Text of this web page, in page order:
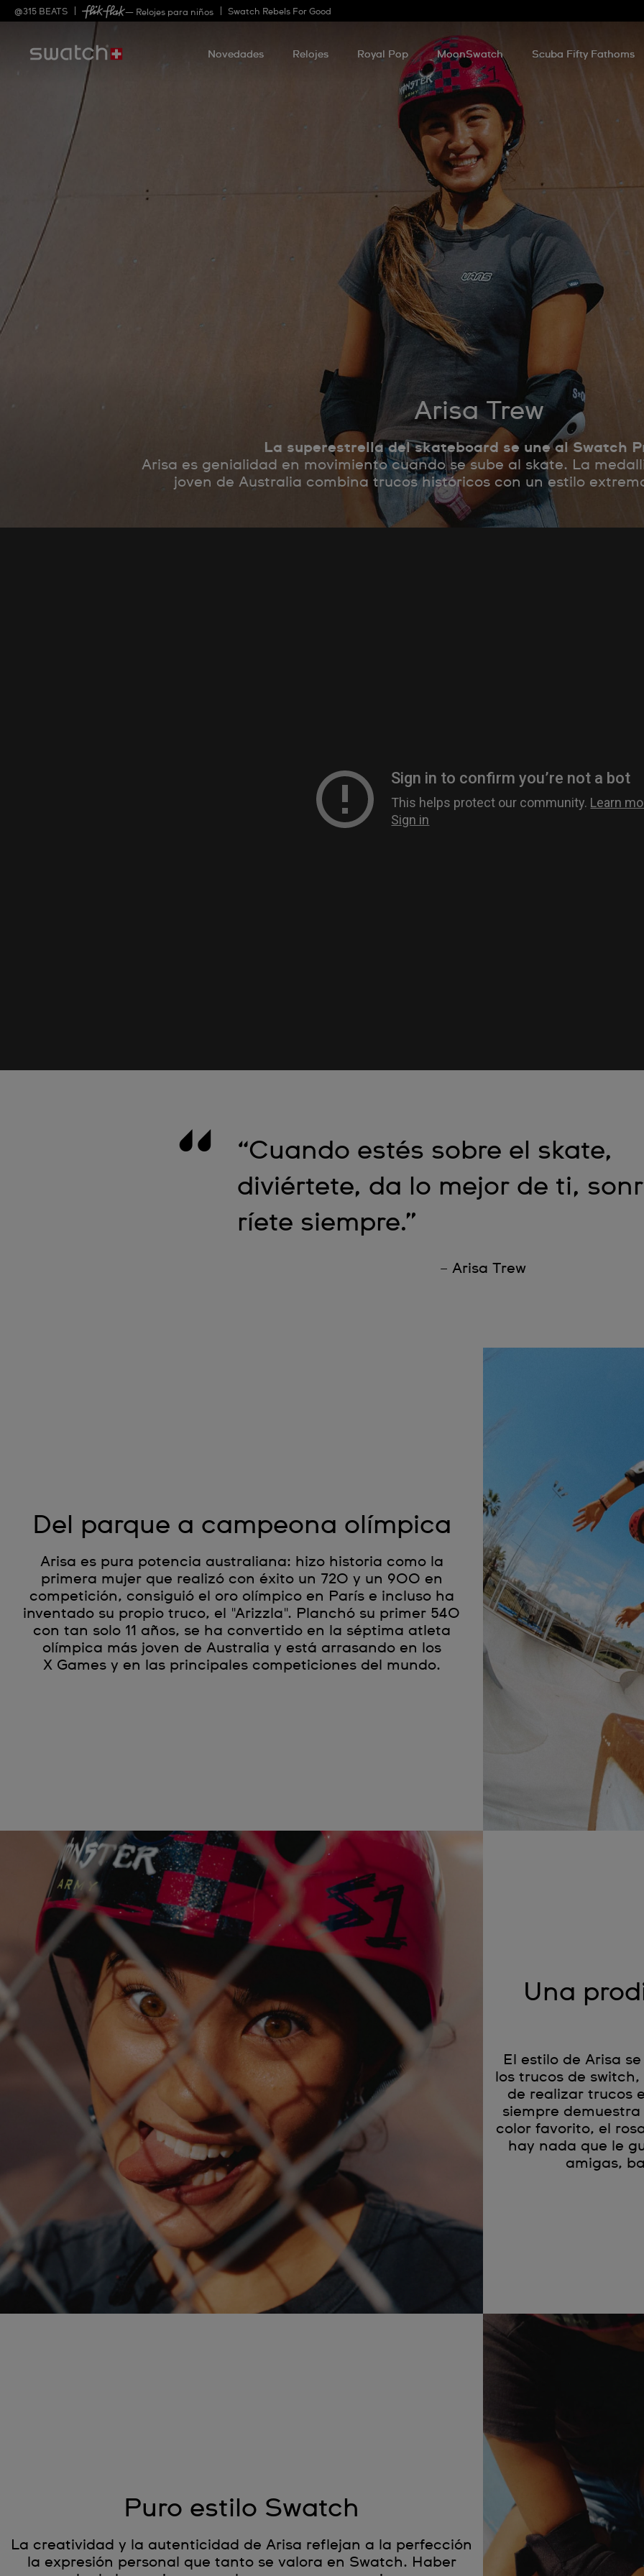
@315 BEATS — Relojes para niños Swatch Rebels For Good
Novedades Relojes Royal Pop MoonSwatch Scuba Fifty Fathoms
Arisa Trew
La superestrella del skateboard se une al Swatch
Arisa es genialidad en movimiento cuando se sube al skate. La
joven de Australia combina trucos históricos con un estilo
“Cuando estés sobre el skate,
diviértete, da lo mejor de ti,
ríete siempre.”
– Arisa Trew
Del parque a campeona olímpica
Arisa es pura potencia australiana: hizo historia como la
primera mujer que realizó con éxito un 720 y un 900 en
competición, consiguió el oro olímpico en París e incluso ha
inventado su propio truco, el "Arizzla". Planchó su primer 540
con tan solo 11 años, se ha convertido en la séptima atleta
olímpica más joven de Australia y está arrasando en los
X Games y en las principales competiciones del mundo.
Una
El estilo de Arisa
los trucos de
de realizar trucos
siempre
color favorito, el
hay nada que le
amigas,
Puro estilo Swatch
La creatividad y la autenticidad de Arisa reflejan a la perfección
la expresión personal que tanto se valora en Swatch. Haber